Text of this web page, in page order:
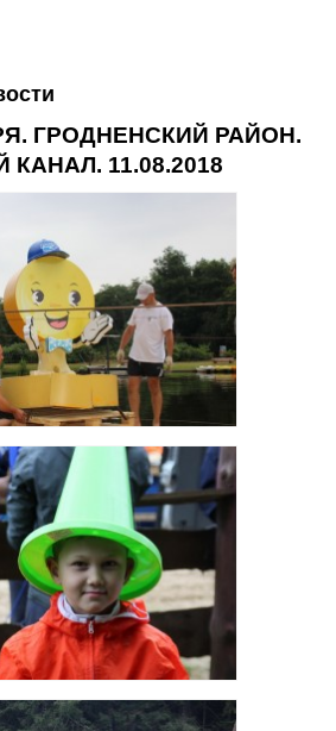
ГРОДНЕНСКИЙ РАЙОН.
11.08.2018